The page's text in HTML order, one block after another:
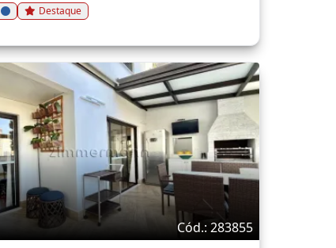
Destaque
Cód.: 283855